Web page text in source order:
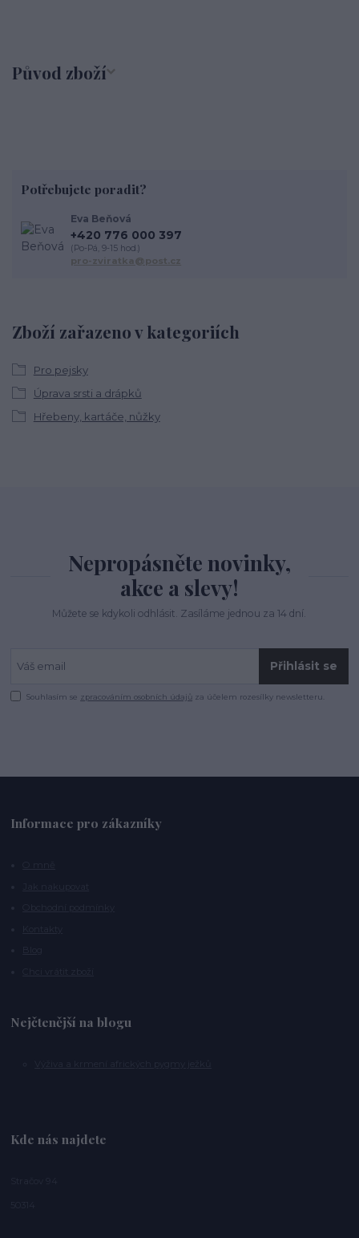
Původ zboží
Zboží zařazeno v kategoriích
Pro pejsky
Úprava srsti a drápků
Hřebeny, kartáče, nůžky
Potřebujete poradit?
Eva Beňová
+420 776 000 397
(Po-Pá, 9-15 hod.)
pro-zviratka@post.cz
Nepropásněte novinky,
akce a slevy!
Můžete se kdykoli odhlásit. Zasíláme jednou za 14 dní.
Přihlásit se
Souhlasím se zpracováním osobních údajů za účelem rozesílky newsletteru.
Informace pro zákazníky
Nejčtenější na blogu
Kde nás najdete